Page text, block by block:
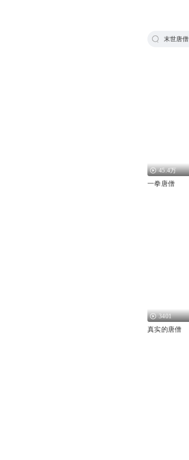
末世唐僧
45.4万
一拳唐僧
3401
真实的唐僧